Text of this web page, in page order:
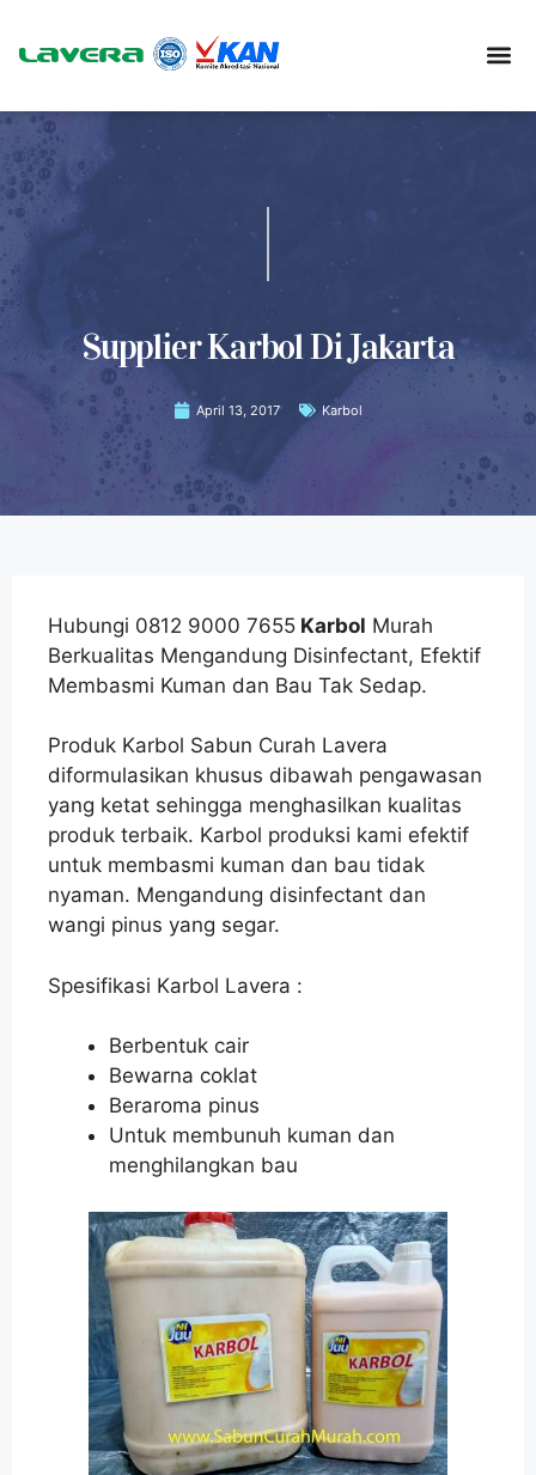
Supplier Karbol Di Jakarta
April 13, 2017 Karbol
Hubungi 0812 9000 7655 Karbol Murah
Berkualitas Mengandung Disinfectant, Efektif
Membasmi Kuman dan Bau Tak Sedap.
Produk Karbol Sabun Curah Lavera
diformulasikan khusus dibawah pengawasan
yang ketat sehingga menghasilkan kualitas
produk terbaik. Karbol produksi kami efektif
untuk membasmi kuman dan bau tidak
nyaman. Mengandung disinfectant dan
wangi pinus yang segar.
Spesifikasi Karbol Lavera :
Berbentuk cair
Bewarna coklat
Beraroma pinus
Untuk membunuh kuman dan
menghilangkan bau